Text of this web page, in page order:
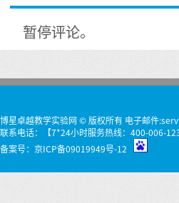
暂停评论。
博星卓越教学实验网 © 版权所有 电子邮件
联系电话：【7*24小时服务热线：400-006-
备案号： 京ICP备09019949号-12